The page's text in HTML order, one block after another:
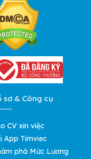
sơ & Công cụ
CV xin việc
App Timviec
phá Mức Lương